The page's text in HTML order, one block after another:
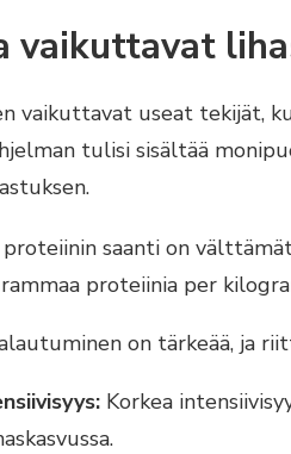
vaikuttavat
vaikuttavat useat tekijät,
tulisi sisältää
saanti on
proteiinia per
on tärkeää, ja
Korkea